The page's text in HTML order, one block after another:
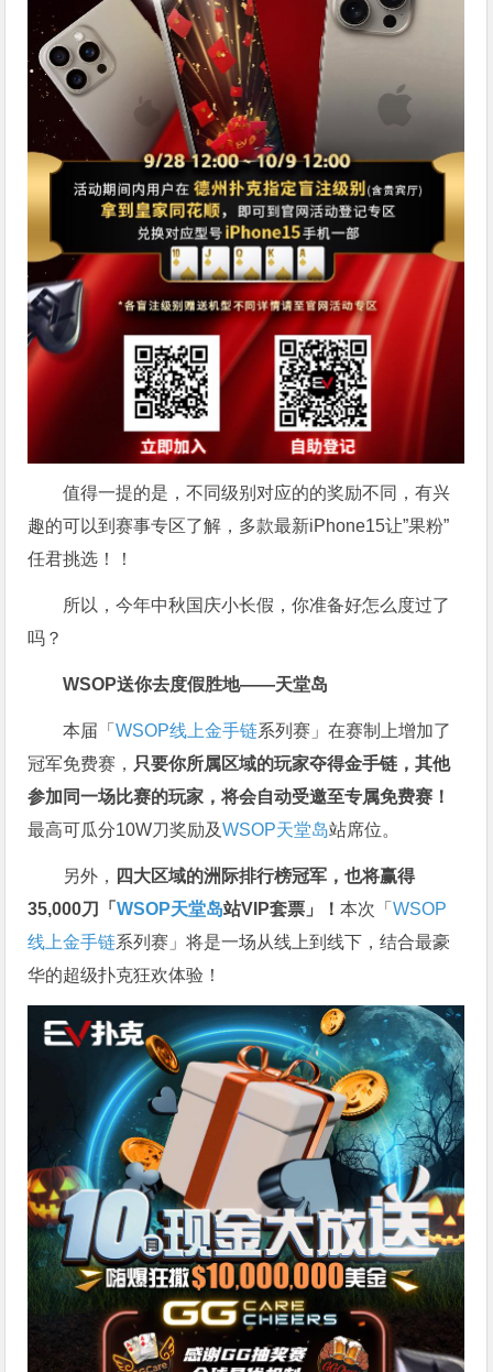
值得一提的是，不同级别对应的的奖励不同，有兴
趣的可以到赛事专区了解，多款最新iPhone15让”果粉”
任君挑选！！
所以，今年中秋国庆小长假，你准备好怎么度过了
吗？
WSOP送你去度假胜地——天堂岛
本届「WSOP线上金手链系列赛」在赛制上增加了
冠军免费赛， 只要你所属区域的玩家夺得金手链，其他
参加同一场比赛的玩家，将会自动受邀至专属免费赛！
最高可瓜分10W刀奖励及WSOP天堂岛站席位。
另外， 四大区域的洲际排行榜冠军，也将赢得
35,000刀「WSOP天堂岛站VIP套票」！本次「WSOP
线上金手链系列赛」将是一场从线上到线下，结合最豪
华的超级扑克狂欢体验！